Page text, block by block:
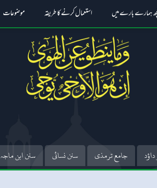
ہمارے بارے میں استعمال کرنے کا طریقہ موضوعات
جامع ترمذی سنن نسائی سنن ابن ماجہ